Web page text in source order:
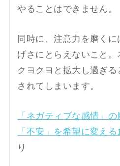
やることはできません。
同時に、注意力を磨く
げさにとらえないこと
クヨクヨと拡大し過ぎ
されてしまいます。
「ネガティブな感情」
「不安」を希望に変え
り